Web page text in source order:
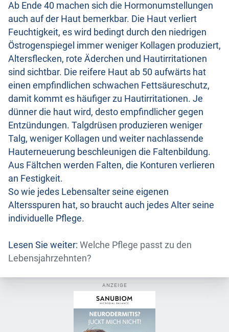
Ab Ende 40 machen sich die Hormonumstellungen
auch auf der Haut bemerkbar. Die Haut verliert
Feuchtigkeit, es wird bedingt durch den niedrigen
Östrogenspiegel immer weniger Kollagen produziert,
Altersflecken, rote Äderchen und Hautirritationen
sind sichtbar. Die reifere Haut ab 50 aufwärts hat
einen empfindlichen schwachen Fettsäureschutz,
damit kommt es häufiger zu Hautirritationen. Je
dünner die haut wird, desto empfindlicher gegen
Entzündungen. Talgdrüsen produzieren weniger
Talg, weniger Kollagen und weiter nachlassende
Hauterneuerung beschleunigen die Faltenbildung.
Aus Fältchen werden Falten, die Konturen verlieren
an Festigkeit.
So wie jedes Lebensalter seine eigenen
Altersspuren hat, so braucht auch jedes Alter seine
individuelle Pflege.
Lesen Sie weiter: Welche Pflege passt zu den
Lebensjahrzehnten?
ANZEIGE